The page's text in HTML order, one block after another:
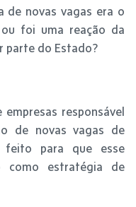
de novas vagas era o
foi uma reação da
parte do Estado?
responsável
de novas vagas de
para que esse
como estratégia de